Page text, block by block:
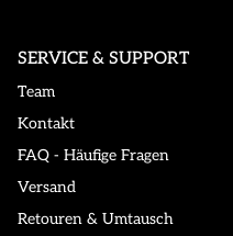
SERVICE & SUPPORT
Team
Kontakt
FAQ - Häufige Fragen
Versand
Retouren & Umtausch